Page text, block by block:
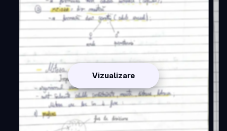
Vizualizare